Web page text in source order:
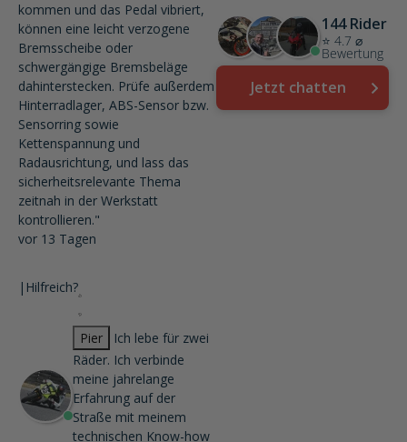
kommen und das Pedal vibriert,
können eine leicht verzogene
Bremsscheibe oder
schwergängige Bremsbeläge
dahinterstecken. Prüfe außerdem
Hinterradlager, ABS-Sensor bzw.
Sensorring sowie
Kettenspannung und
Radausrichtung, und lass das
sicherheitsrelevante Thema
zeitnah in der Werkstatt
kontrollieren."
vor 13 Tagen
| Hilfreich?
Pier
Ich lebe für zwei
Räder. Ich verbinde
meine jahrelange
Erfahrung auf der
Straße mit meinem
technischen Know-how
144 Rider
⭐ 4.7 ⌀
Bewertung
Jetzt chatten